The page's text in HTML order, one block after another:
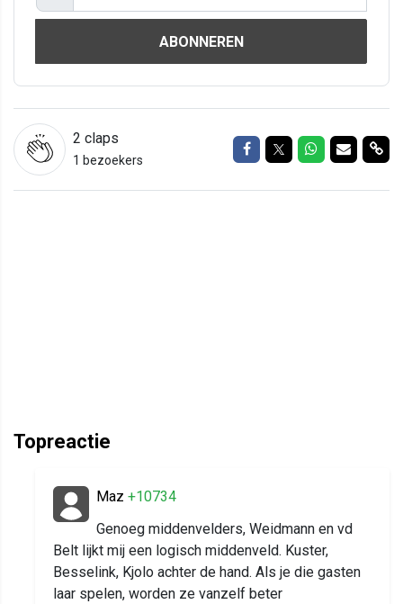
ABONNEREN
2 claps
1 bezoekers
Delen op Facebook
Delen op Twitter
Delen op
Delen
Topreactie
Maz +10734
Genoeg middenvelders, Weidmann en vd
Belt lijkt mij een logisch middenveld. Kuster,
Besselink, Kjolo achter de hand. Als je die gasten
laar spelen, worden ze vanzelf beter